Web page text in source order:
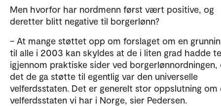
Men hvorfor har nordmenn først vært positive, og
deretter blitt negative til borgerlønn?
– At mange støttet opp om forslaget om en
til alle i 2003 kan skyldes at de i liten grad hadde
igjennom praktiske sider ved borgerlønnordningen,
det de ga støtte til egentlig var den universelle
velferdsstaten. Det er generelt stor oppslutning om
velferdsstaten vi har i Norge, sier Pedersen.